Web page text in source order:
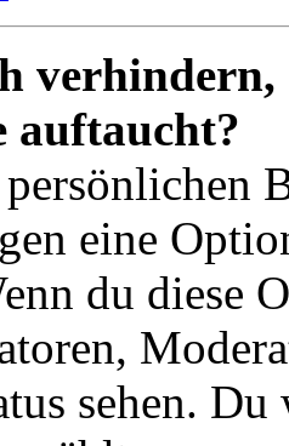
verhindern,
auftaucht?
eine
du diese
sehen.